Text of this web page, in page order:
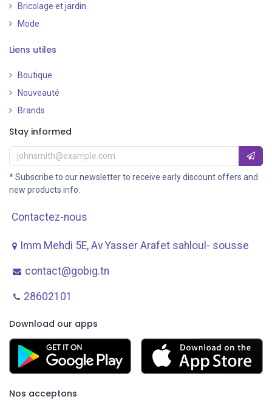
Bricolage et jardin
Mode
Liens utiles
Boutique
Nouveauté
Brands
Stay informed
* Subscribe to our newsletter to receive early discount offers and
new products info.
Contactez-nous
Imm Mehdi 5E, Av ​Yasser Arafet sahloul- sousse
contact@gobig.tn
28602101
Download our apps
Nos acceptons